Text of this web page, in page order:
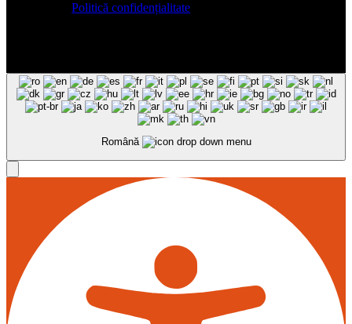
Politică confidențialitate
Română